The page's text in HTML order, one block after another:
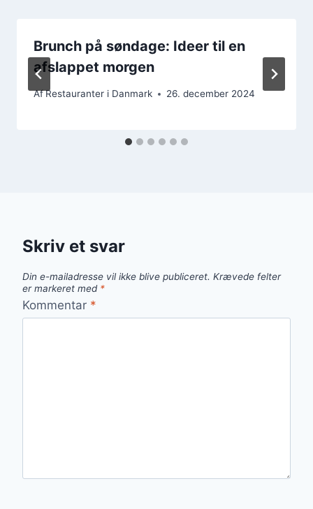
Brunch på søndage: Ideer til en
afslappet morgen
AfRestauranter i Danmark 26. december 2024
Skriv et svar
Din e-mailadresse vil ikke blive publiceret. Krævede felter
er markeret med *
Kommentar *